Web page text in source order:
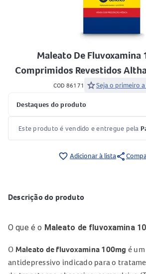
Maleato De Fluvoxamina
Comprimidos Revestidos
COD 86171 starSeja o primeiro
Destaques do produto
Este produto é vendido e entregue pela
favorite_border Adicionar à listashare
Descrição do produto
O que é o Maleato de fluvoxamina
O Maleato de fluvoxamina 100mg é
antidepressivo indicado para o